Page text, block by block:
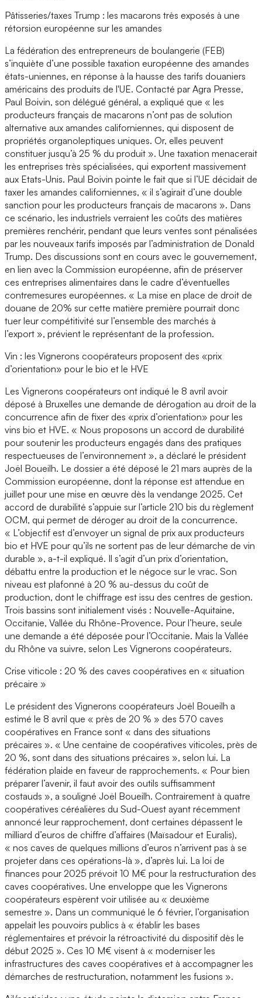
Pâtisseries/taxes Trump : les macarons très exposés à une
rétorsion européenne sur les amandes
La fédération des entrepreneurs de boulangerie (FEB)
s’inquiète d’une possible taxation européenne des amandes
états-uniennes, en réponse à la hausse des tarifs douaniers
américains des produits de l'UE. Contacté par Agra Presse,
Paul Boivin, son délégué général, a expliqué que « les
producteurs français de macarons n’ont pas de solution
alternative aux amandes californiennes, qui disposent de
propriétés organoleptiques uniques. Or, elles peuvent
constituer jusqu’à 25 % du produit ». Une taxation menacerait
les entreprises très spécialisées, qui exportent massivement
aux Etats-Unis. Paul Boivin pointe le fait que si l’UE décidait de
taxer les amandes californiennes, « il s’agirait d’une double
sanction pour les producteurs français de macarons ». Dans
ce scénario, les industriels verraient les coûts des matières
premières renchérir, pendant que leurs ventes sont pénalisées
par les nouveaux tarifs imposés par l’administration de Donald
Trump. Des discussions sont en cours avec le gouvernement,
en lien avec la Commission européenne, afin de préserver
ces entreprises alimentaires dans le cadre d’éventuelles
contremesures européennes. « La mise en place de droit de
douane de 20% sur cette matière première pourrait donc
tuer leur compétitivité sur l’ensemble des marchés à
l’export », prévient le représentant de la profession.
Vin : les Vignerons coopérateurs proposent des «prix
d’orientation» pour le bio et le HVE
Les Vignerons coopérateurs ont indiqué le 8 avril avoir
déposé à Bruxelles une demande de dérogation au droit de la
concurrence afin de fixer des «prix d’orientation» pour les
vins bio et HVE. « Nous proposons un accord de durabilité
pour soutenir les producteurs engagés dans des pratiques
respectueuses de l’environnement », a déclaré le président
Joël Boueilh. Le dossier a été déposé le 21 mars auprès de la
Commission européenne, dont la réponse est attendue en
juillet pour une mise en œuvre dès la vendange 2025. Cet
accord de durabilité s’appuie sur l’article 210 bis du règlement
OCM, qui permet de déroger au droit de la concurrence.
« L’objectif est d’envoyer un signal de prix aux producteurs
bio et HVE pour qu’ils ne sortent pas de leur démarche de vin
durable », a-t-il expliqué. Il s’agit d’un prix d’orientation,
débattu entre la production et le négoce sur le vrac. Son
niveau est plafonné à 20 % au-dessus du coût de
production, dont le chiffrage est issu des centres de gestion.
Trois bassins sont initialement visés : Nouvelle-Aquitaine,
Occitanie, Vallée du Rhône-Provence. Pour l’heure, seule
une demande a été déposée pour l’Occitanie. Mais la Vallée
du Rhône va suivre, selon Les Vignerons coopérateurs.
Crise viticole : 20 % des caves coopératives en « situation
précaire »
Le président des Vignerons coopérateurs Joël Boueilh a
estimé le 8 avril que « près de 20 % » des 570 caves
coopératives en France sont « dans des situations
précaires ». « Une centaine de coopératives viticoles, près de
20 %, sont dans des situations précaires », selon lui. La
fédération plaide en faveur de rapprochements. « Pour bien
préparer l’avenir, il faut avoir des outils suffisamment
costauds », a souligné Joël Boueilh. Contrairement à quatre
coopératives céréalières du Sud-Ouest ayant récemment
annoncé leur rapprochement, dont certaines dépassent le
milliard d’euros de chiffre d’affaires (Maïsadour et Euralis),
« nos caves de quelques millions d’euros n’arrivent pas à se
projeter dans ces opérations-là », d’après lui. La loi de
finances pour 2025 prévoit 10 M€ pour la restructuration des
caves coopératives. Une enveloppe que les Vignerons
coopérateurs espèrent voir utilisée au « deuxième
semestre ». Dans un communiqué le 6 février, l’organisation
appelait les pouvoirs publics à « établir les bases
réglementaires et prévoir la rétroactivité du dispositif dès le
début 2025 ». Ces 10 M€ visent à « moderniser les
infrastructures des caves coopératives et à accompagner les
démarches de restructuration, notamment les fusions ».